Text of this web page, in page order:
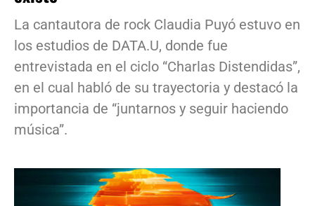
La cantautora de rock Claudia Puyó estuvo en
los estudios de DATA.U, donde fue
entrevistada en el ciclo “Charlas Distendidas”,
en el cual habló de su trayectoria y destacó la
importancia de “juntarnos y seguir haciendo
música”.